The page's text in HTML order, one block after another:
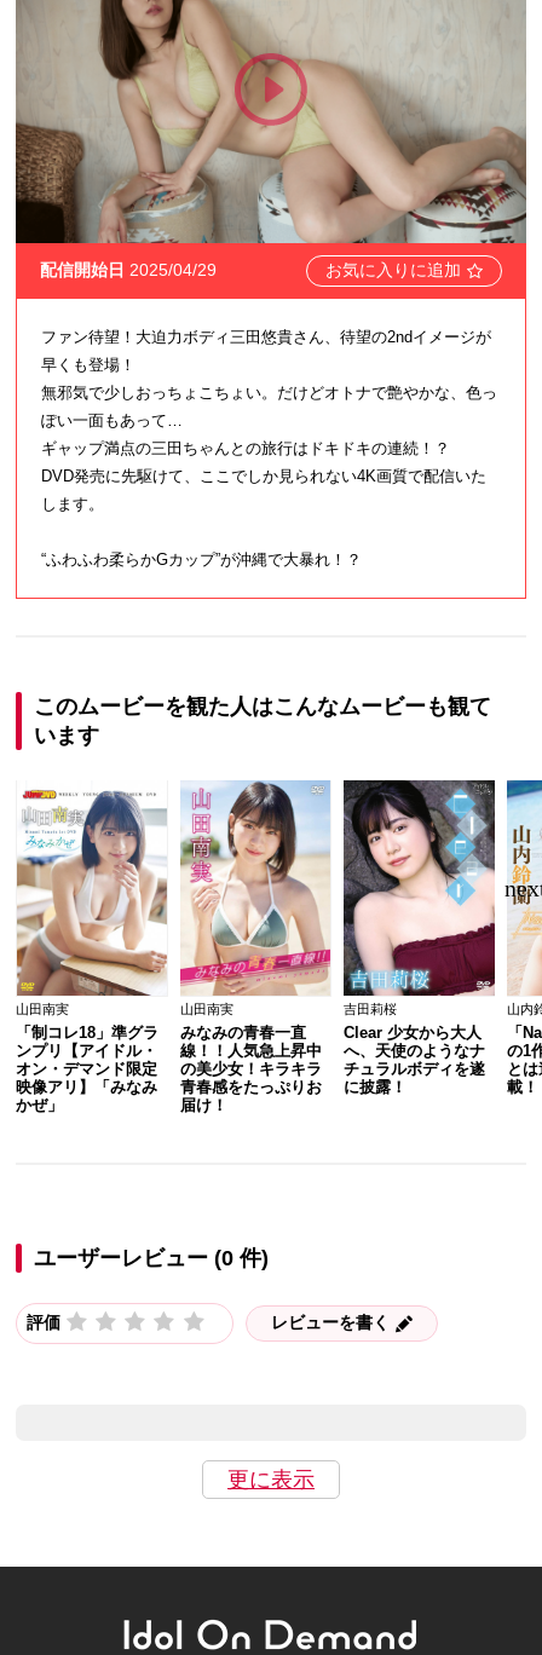
配信開始日 2025/04/29 お気に入りに追加
ファン待望！大迫力ボディ三田悠貴さん、待望の2ndイメージが
早くも登場！
無邪気で少しおっちょこちょい。だけどオトナで艶やかな、色っ
ぽい一面もあって…
ギャップ満点の三田ちゃんとの旅行はドキドキの連続！？
DVD発売に先駆けて、ここでしか見られない4K画質で配信いた
します。
“ふわふわ柔らかGカップ”が沖縄で大暴れ！？
このムービーを観た人はこんなムービーも観て
います
山田南実
「制コレ18」準グラ
ンプリ【アイドル・
オン・デマンド限定
映像アリ】「みなみ
かぜ」
山田南実
みなみの青春一直
線！！人気急上昇中
の美少女！キラキラ
青春感をたっぷりお
届け！
吉田莉桜
Clear 少女から大人
へ、天使のようなナ
チュラルボディを遂
に披露！
山内
「
の1
と
載！
ユーザーレビュー (0 件)
評価 レビューを書く
更に表示